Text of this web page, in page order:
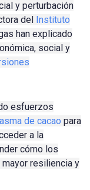
y perturbación
del
Instituto
han explicado
social y
esfuerzos
de cacao para
a la
cómo los
resiliencia y